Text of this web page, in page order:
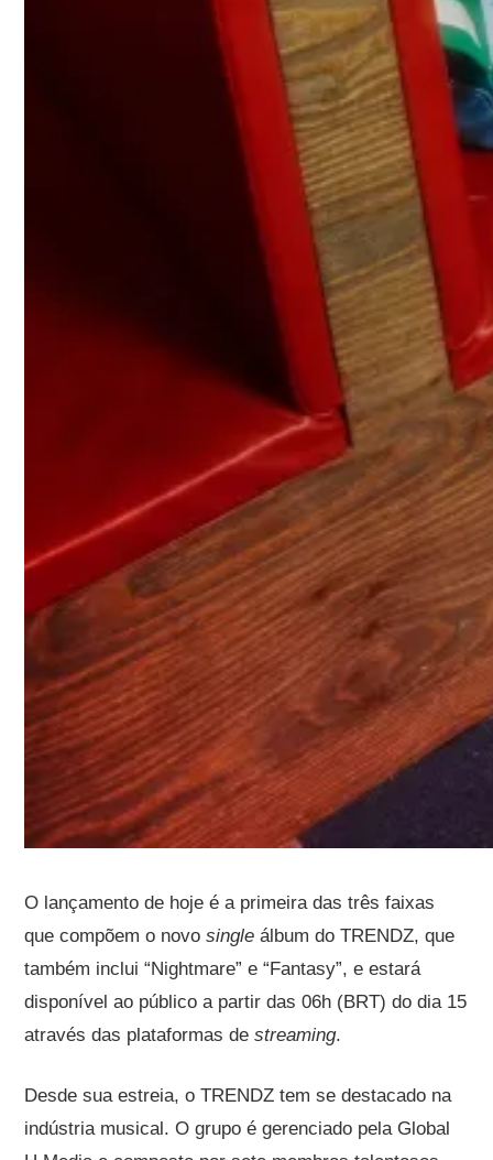
O lançamento de hoje é a primeira das três faixas
que compõem o novosingle álbum do TRENDZ, que
também inclui “Nightmare” e “Fantasy”, e estará
disponível ao público a partir das 06h (BRT) do dia 15
através das plataformas destreaming.
Desde sua estreia, o TRENDZ tem se destacado na
indústria musical. O grupo é gerenciado pela Global